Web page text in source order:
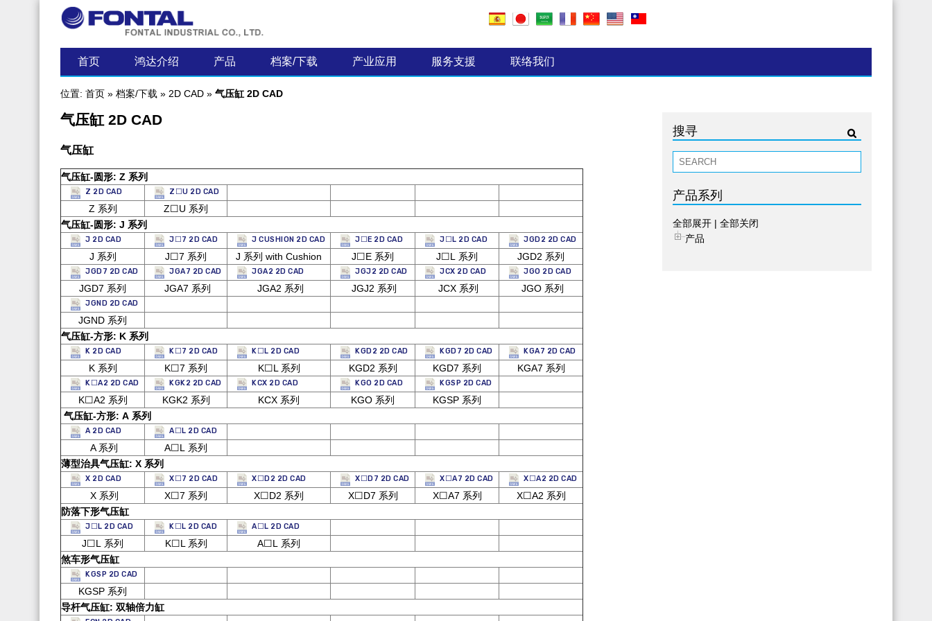
首页 鸿达介绍 产品 档案/下载 产业应用 服务支援 联络我们
位置: 首页 » 档案/下载 » 2D CAD » 气压缸 2D CAD
气压缸 2D CAD
气压缸
气压缸-圆形: Z 系列
Z 2D CAD Z☐U 2D CAD
Z 系列
Z☐U 系列
气压缸-圆形: J 系列
J 2D CAD J☐7 2D CAD J CUSHION 2D CAD J☐E 2D CAD J☐L 2D CAD JGD2 2D CAD
J 系列 J☐7 系列 J 系列 with Cushion J☐E 系列 J☐L 系列 JGD2 系列
JGD7 2D CAD JGA7 2D CAD JGA2 2D CAD JGJ2 2D CAD JCX 2D CAD JGO 2D CAD
JGD7 系列 JGA7 系列 JGA2 系列 JGJ2 系列 JCX 系列 JGO 系列
JGND 2D CAD
JGND 系列
气压缸-方形: K 系列
K 2D CAD K☐7 2D CAD K☐L 2D CAD KGD2 2D CAD KGD7 2D CAD KGA7 2D CAD
K 系列 K☐7 系列 K☐L 系列 KGD2 系列 KGD7 系列 KGA7 系列
K☐A2 2D CAD KGK2 2D CAD KCX 2D CAD KGO 2D CAD KGSP 2D CAD
K☐A2 系列 KGK2 系列 KCX 系列 KGO 系列
KGSP 系列
气压缸-方形: A 系列
A 2D CAD A☐L 2D CAD
A 系列
A☐L 系列
薄型治具气压缸: X 系列
X 2D CAD X☐7 2D CAD X☐D2 2D CAD X☐D7 2D CAD X☐A7 2D CAD X☐A2 2D CAD
X 系列 X☐7 系列 X☐D2 系列 X☐D7 系列 X☐A7 系列
X☐A2 系列
防落下形气压缸
J☐L 2D CAD K☐L 2D CAD A☐L 2D CAD
J☐L 系列 K☐L 系列
A☐L 系列
煞车形气压缸
KGSP 2D CAD
KGSP 系列
导杆气压缸: 双轴倍力缸
搜寻
产品系列
全部展开 |全部关闭
产品